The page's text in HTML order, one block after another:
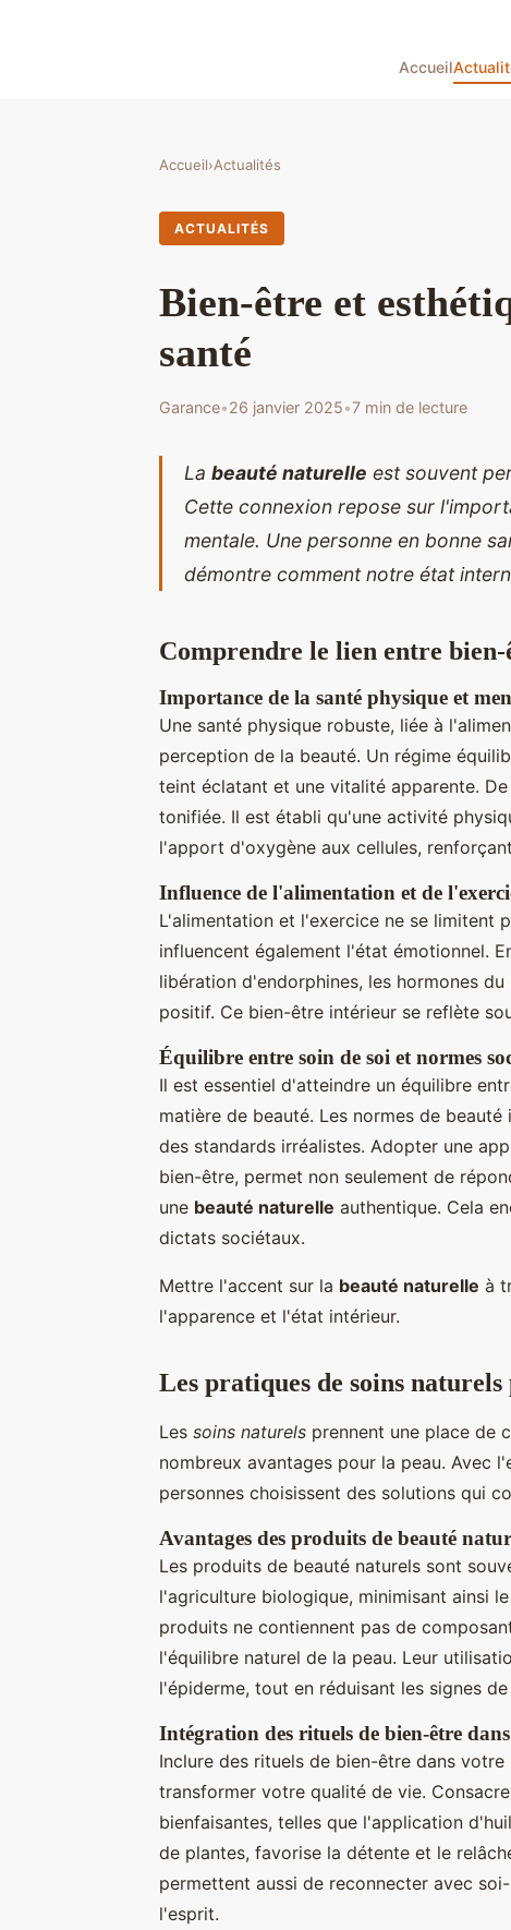
Accueil
Accueil›Actualités
ACTUALITÉS
Bien-être et
santé
Garance•26 janvier 2025•7 min de lecture
La beauté naturelle est souvent
Cette connexion repose sur
mentale. Une personne en bonne
démontre comment notre état
Comprendre le lien entre bien-
Importance de la santé physique et
Une santé physique robuste, liée à
perception de la beauté. Un régime
teint éclatant et une vitalité apparente.
tonifiée. Il est établi qu'une activité
l'apport d'oxygène aux cellules,
Influence de l'alimentation et de
L'alimentation et l'exercice ne se limitent
influencent également l'état émotionnel.
libération d'endorphines, les hormones
positif. Ce bien-être intérieur se reflète
Équilibre entre soin de soi et normes
Il est essentiel d'atteindre un équilibre
matière de beauté. Les normes de
des standards irréalistes. Adopter une
bien-être, permet non seulement de
une beauté naturelle authentique. Cela
dictats sociétaux.
Mettre l'accent sur la beauté naturelle à
l'apparence et l'état intérieur.
Les pratiques de soins
Les soins naturels prennent une place de
nombreux avantages pour la peau. Avec
personnes choisissent des solutions qui
Avantages des produits de beauté
Les produits de beauté naturels sont
l'agriculture biologique, minimisant ainsi
produits ne contiennent pas de
l'équilibre naturel de la peau. Leur
l'épiderme, tout en réduisant les signes
Intégration des rituels de bien-être
Inclure des rituels de bien-être dans
transformer votre qualité de vie.
bienfaisantes, telles que l'application
de plantes, favorise la détente et le
permettent aussi de reconnecter avec
l'esprit.